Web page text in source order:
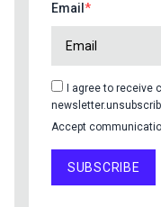
Email
I agree to receive
Accept
SUBSCRIBE